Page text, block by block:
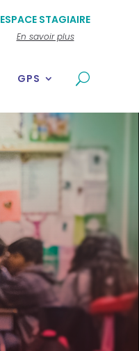
ESPACE STAGIAIRE
En savoir plus
GPS